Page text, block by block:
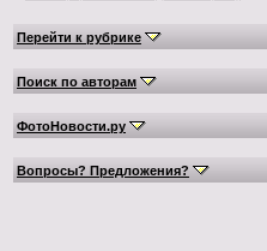
Перейти к рубрике
Поиск по авторам
ФотоНовости.ру
Вопросы? Предложения?